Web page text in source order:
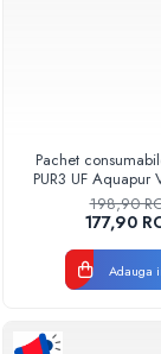
Pachet
PUR3 UF Aquapur
filtre schimb
potabila
198,90
177,90
Adauga